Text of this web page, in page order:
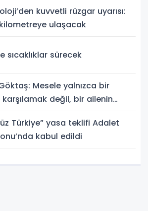
kuvvetli rüzgar uyarısı:
kilometreye ulaşacak
sıcaklıklar sürecek
Mesele yalnızca bir
karşılamak değil, bir ailenin
Türkiye” yasa teklifi Adalet
kabul edildi